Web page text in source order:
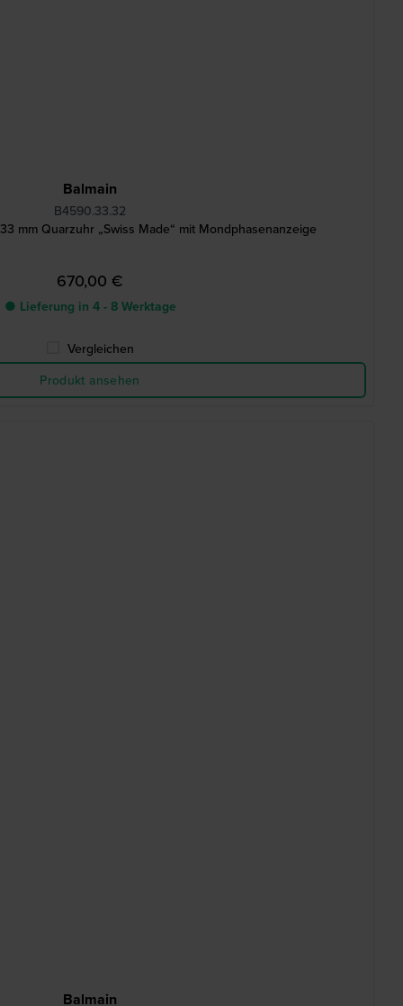
Balmain
B4590.33.32
mm Quarzuhr „Swiss Made“ mit Mondphasenanzeige
670,00 €
● Lieferung in 4 - 8 Werktage
Vergleichen
Produkt ansehen
Balmain